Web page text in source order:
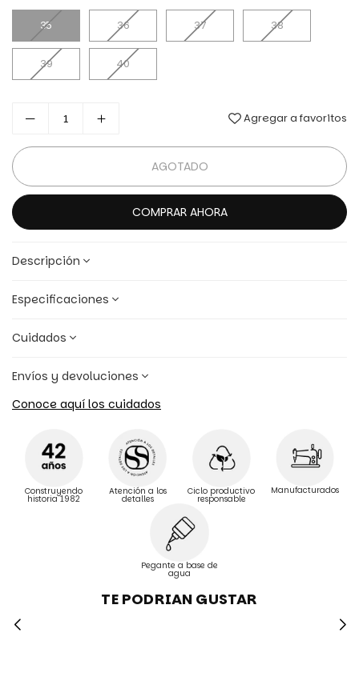
35 36 37 38
39 40
Agregar a favoritos
AGOTADO
COMPRAR AHORA
Descripción
Especificaciones
Cuidados
Envíos y devoluciones
Conoce aquí los cuidados
Construyendo
historia 1982
Atención a los
detalles
Ciclo productivo
responsable
Manufacturados
Pegante a base de
agua
TE PODRIAN GUSTAR